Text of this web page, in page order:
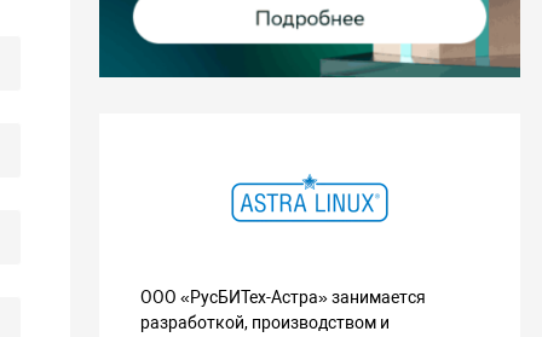
ООО «РусБИТех-Астра» занимается
разработкой, производством и